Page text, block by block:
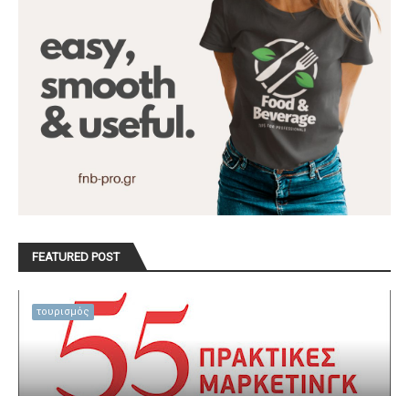
FEATURED POST
τουρισμός